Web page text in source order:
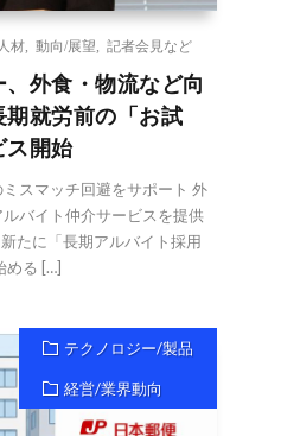
材 ,動向/展望 ,記者会見など
、外食・物流など向
就労前の「お試
ス開始
スマッチ回避をサポート 外
バイト仲介サービスを提供
たに「長期アルバイト採用
める […]
テクノロジー/製品
経営/業界動向